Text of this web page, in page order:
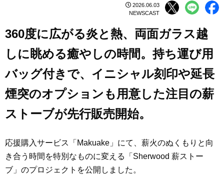
2026.06.03
NEWSCAST
360度に広がる炎と熱、両面ガラス越
しに眺める癒やしの時間。持ち運び用
バッグ付きで、イニシャル刻印や延長
煙突のオプションも用意した注目の薪
ストーブが先行販売開始。
応援購入サービス「Makuake」にて、薪火のぬくもりと向
き合う時間を特別なものに変える「Sherwood 薪ストー
ブ」のプロジェクトを公開しました。